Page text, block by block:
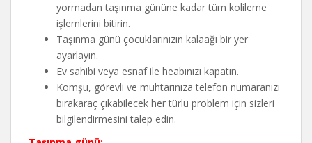
yormadan taşınma gününe kadar tüm kolileme
işlemlerini bitirin.
Taşınma günü çocuklarınızın kalaağı bir yer
ayarlayın.
Ev sahibi veya esnaf ile heabınızı kapatın.
Komşu, görevli ve muhtarınıza telefon numaranızı
bırakaraç çıkabilecek her türlü problem için sizleri
bilgilendirmesini talep edin.